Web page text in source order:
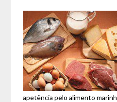
apetência pelo alimento